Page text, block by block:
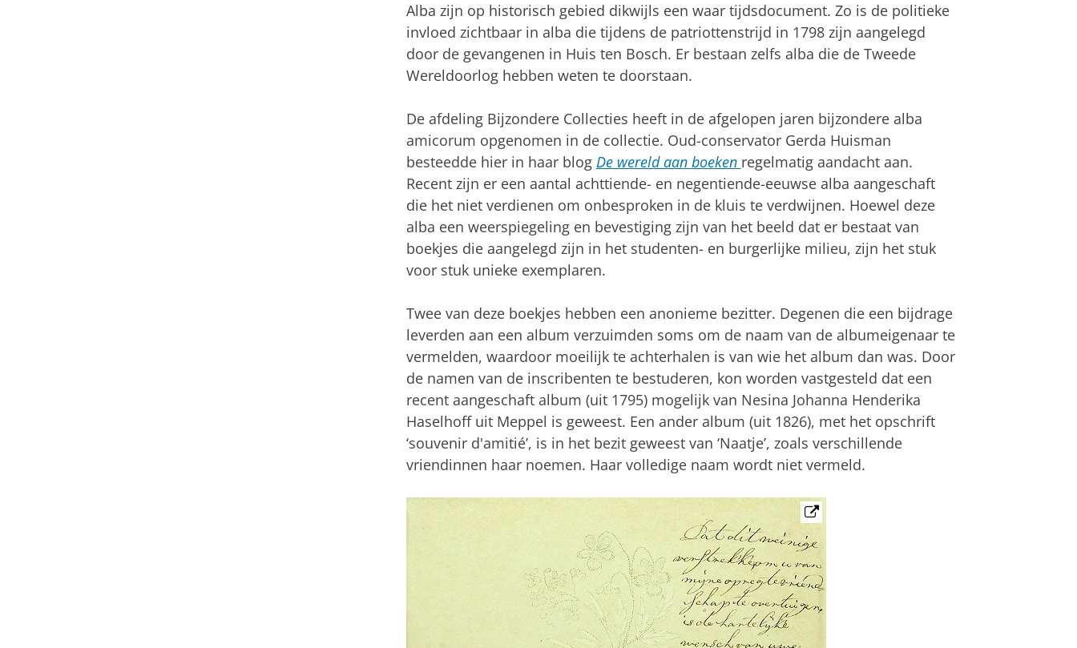
Alba zijn op historisch gebied dikwijls een waar tijdsdocument. Zo is de politieke
invloed zichtbaar in alba die tijdens de patriottenstrijd in 1798 zijn aangelegd
door de gevangenen in Huis ten Bosch. Er bestaan zelfs alba die de Tweede
Wereldoorlog hebben weten te doorstaan.
De afdeling Bijzondere Collecties heeft in de afgelopen jaren bijzondere alba
amicorum opgenomen in de collectie. Oud-conservator Gerda Huisman
besteedde hier in haar blog De wereld aan boeken regelmatig aandacht aan.
Recent zijn er een aantal achttiende- en negentiende-eeuwse alba aangeschaft
die het niet verdienen om onbesproken in de kluis te verdwijnen. Hoewel deze
alba een weerspiegeling en bevestiging zijn van het beeld dat er bestaat van
boekjes die aangelegd zijn in het studenten- en burgerlijke milieu, zijn het stuk
voor stuk unieke exemplaren.
Twee van deze boekjes hebben een anonieme bezitter. Degenen die een bijdrage
leverden aan een album verzuimden soms om de naam van de albumeigenaar te
vermelden, waardoor moeilijk te achterhalen is van wie het album dan was. Door
de namen van de inscribenten te bestuderen, kon worden vastgesteld dat een
recent aangeschaft album (uit 1795) mogelijk van Nesina Johanna Henderika
Haselhoff uit Meppel is geweest. Een ander album (uit 1826), met het opschrift
‘souvenir d'amitié’, is in het bezit geweest van ‘Naatje’, zoals verschillende
vriendinnen haar noemen. Haar volledige naam wordt niet vermeld.